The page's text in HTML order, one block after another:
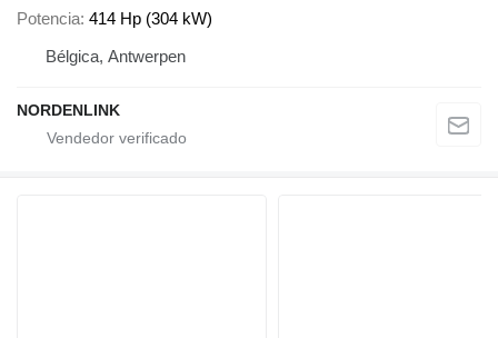
Potencia 414 Hp (304 kW)
Bélgica, Antwerpen
NORDENLINK